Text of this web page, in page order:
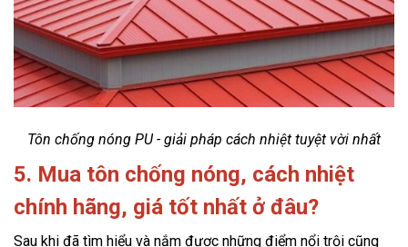
Tôn chống nóng PU - giải pháp cách nhiệt tuyệt vời nhất
5. Mua tôn chống nóng, cách nhiệt
chính hãng, giá tốt nhất ở đâu?
Sau khi đã tìm hiểu và nắm được những điểm nổi trội cũng